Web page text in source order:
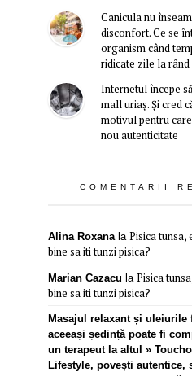
Canicula nu
disconfort. Ce se
organism când
ridicate zile la rând
Internetul începe
mall uriaș. Și cred
motivul pentru
nou autenticitate
COMENTARII
Alina Roxanala Pisica tunsa,
bine sa iti tunzi pisica?
Marian Cazacu la Pisica
bine sa iti tunzi pisica?
Masajul relaxant și uleiurile
aceeași ședință poate fi
un terapeut la altul »
Lifestyle, povești autentice,